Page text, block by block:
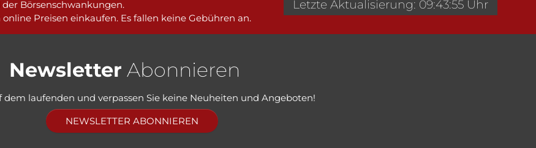
Börsenschwankungen.
Preisen einkaufen. Es fallen keine Gebühren an.
Letzte Aktualisierung: 09:43:55 Uhr
Newsletter Abonnieren
dem laufenden und verpassen Sie keine Neuheiten und Angeboten!
NEWSLETTER ABONNIEREN